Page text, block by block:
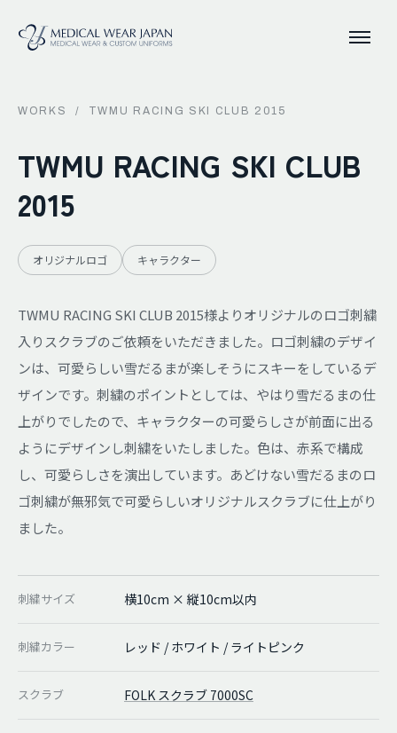
WORKS / TWMU RACING SKI CLUB 2015
TWMU RACING SKI CLUB
2015
オリジナルロゴ キャラクター
TWMU RACING SKI CLUB 2015様よりオリジナルのロゴ刺繍
入りスクラブのご依頼をいただきました。ロゴ刺繍のデザイ
ンは、可愛らしい雪だるまが楽しそうにスキーをしているデ
ザインです。刺繍のポイントとしては、やはり雪だるまの仕
上がりでしたので、キャラクターの可愛らしさが前面に出る
ようにデザインし刺繍をいたしました。色は、赤系で構成
し、可愛らしさを演出しています。あどけない雪だるまのロ
ゴ刺繍が無邪気で可愛らしいオリジナルスクラブに仕上がり
ました。
刺繍サイズ 横10cm × 縦10cm以内
刺繍カラー レッド / ホワイト / ライトピンク
スクラブ FOLK スクラブ 7000SC